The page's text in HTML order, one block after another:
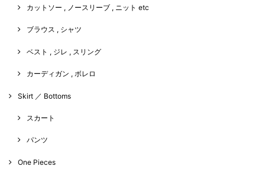
カットソー , ノースリーブ , ニット etc
ブラウス , シャツ
ベスト , ジレ , スリング
カーディガン , ボレロ
Skirt ／ Bottoms
スカート
パンツ
One Pieces